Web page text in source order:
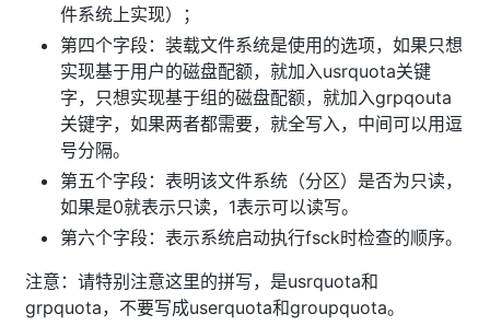
件系统上实现）；
第四个字段：装载文件系统是使用的选项，如果只想
实现基于用户的磁盘配额，就加入usrquota关键
字，只想实现基于组的磁盘配额，就加入grpqouta
关键字，如果两者都需要，就全写入，中间可以用逗
号分隔。
第五个字段：表明该文件系统（分区）是否为只读，
如果是0就表示只读，1表示可以读写。
第六个字段：表示系统启动执行fsck时检查的顺序。
注意：请特别注意这里的拼写，是usrquota和
grpquota，不要写成userquota和groupquota。